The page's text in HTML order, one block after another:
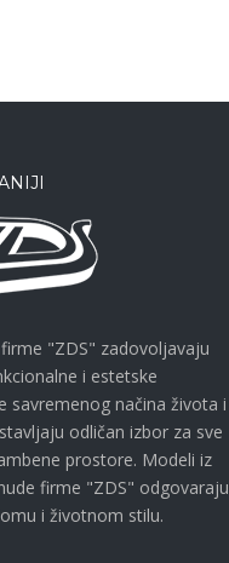
"ZDS" zadovoljavaju
i estetske
savremenog načina života i
odličan izbor za sve
prostore. Modeli iz
firme "ZDS" odgovaraju
i životnom stilu.